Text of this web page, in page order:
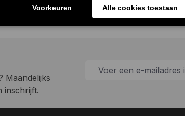
Maandelijks
inschrijft.